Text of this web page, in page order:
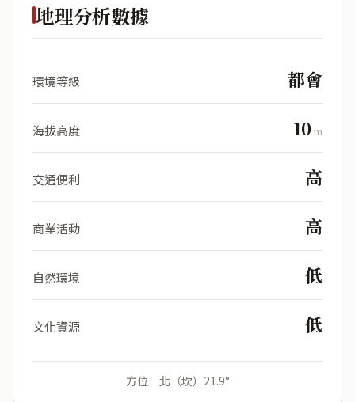
地理分析數據
環境等級 都會
海拔高度 10m
交通便利 高
商業活動 高
自然環境 低
文化資源 低
方位 北（坎）21.9°